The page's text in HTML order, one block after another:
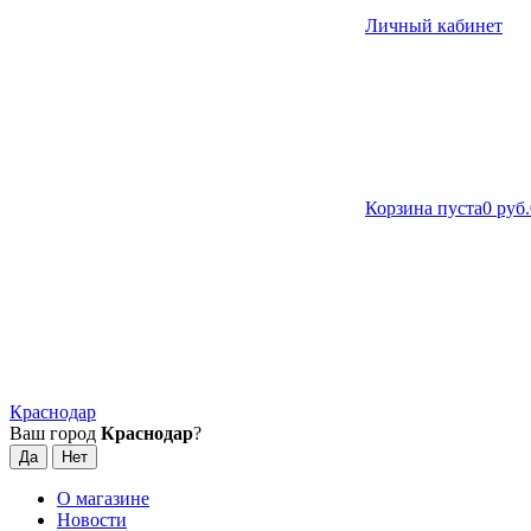
Личный кабинет
Корзина пуста0 руб.
Краснодар
Ваш город Краснодар?
О магазине
Новости